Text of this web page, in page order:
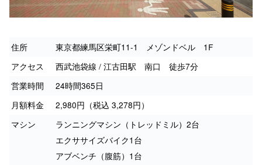
住所
東京都練馬区栄町11-1 メゾンドベル 1F
アクセス
西武池袋線 / 江古田駅 南口 徒歩7分
営業時間
24時間365日
月額料金
2,980円（税込 3,278円）
マシン
ランニングマシン（トレッドミル）2台
エクササイズバイク1台
アブベンチ（腹筋）1台